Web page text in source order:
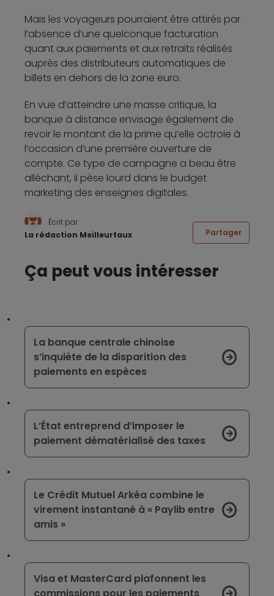
Mais les voyageurs pourraient être attirés par
l’absence d’une quelconque facturation
quant aux paiements et aux retraits réalisés
auprès des distributeurs automatiques de
billets en dehors de la zone euro.
En vue d’atteindre une masse critique, la
banque à distance envisage également de
revoir le montant de la prime qu’elle octroie à
l’occasion d’une première ouverture de
compte. Ce type de campagne a beau être
alléchant, il pèse lourd dans le budget
marketing des enseignes digitales.
Écrit par
La rédaction Meilleurtaux
Partager
Ça peut vous intéresser
La banque centrale chinoise
s’inquiète de la disparition des
paiements en espèces
L’État entreprend d’imposer le
paiement dématérialisé des taxes
Le Crédit Mutuel Arkéa combine le
virement instantané à « Paylib entre
amis »
Visa et MasterCard plafonnent les